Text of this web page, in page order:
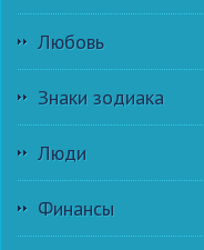
Любовь
Знаки зодиака
Люди
Финансы